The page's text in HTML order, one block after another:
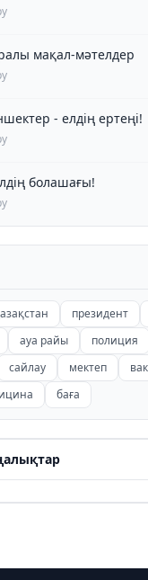
мақал-мәтелдер
- елдің ертеңі!
болашағы!
президент
ауа райы полиция
сайлау мектеп
баға